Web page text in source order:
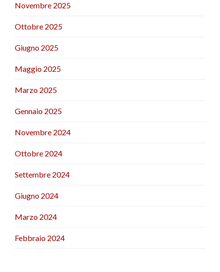
Novembre 2025
Ottobre 2025
Giugno 2025
Maggio 2025
Marzo 2025
Gennaio 2025
Novembre 2024
Ottobre 2024
Settembre 2024
Giugno 2024
Marzo 2024
Febbraio 2024